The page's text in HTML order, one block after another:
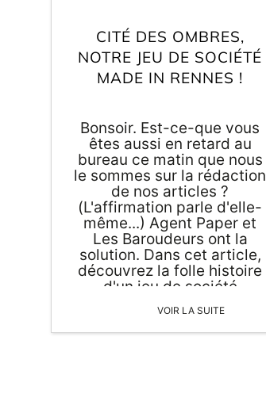
CITÉ DES OMBRES,
NOTRE JEU DE SOCIÉTÉ
MADE IN RENNES !
Bonsoir. Est-ce-que vous
êtes aussi en retard au
bureau ce matin que nous
le sommes sur la rédaction
de nos articles ?
(L'affirmation parle d'elle-
même...) Agent Paper et
Les Baroudeurs ont la
solution. Dans cet article,
découvrez la folle histoire
d'un jeu de société
imaginé, dessiné et
fabriqué à Rennes !
VOIR LA SUITE